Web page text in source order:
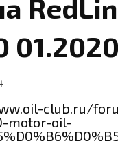
01.2020
club.ru/
motor-oil-